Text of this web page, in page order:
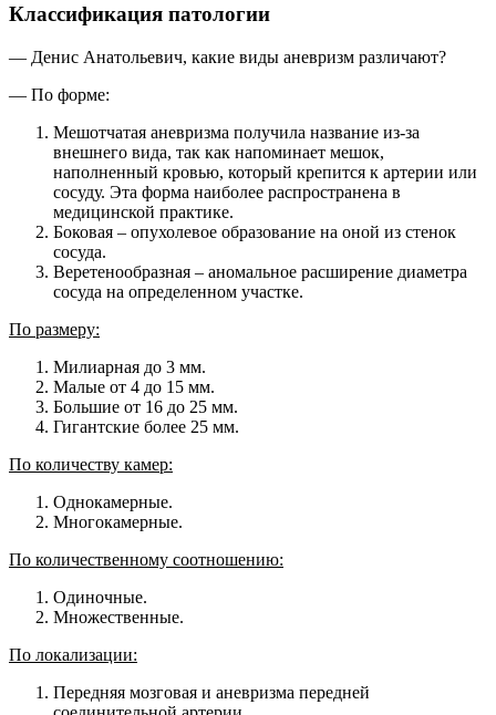
Классификация патологии
— Денис Анатольевич, какие виды аневризм различают?
— По форме:
Мешотчатая аневризма получила название из-за
внешнего вида, так как напоминает мешок,
наполненный кровью, который крепится к артерии или
сосуду. Эта форма наиболее распространена в
медицинской практике.
Боковая – опухолевое образование на оной из стенок
сосуда.
Веретенообразная – аномальное расширение диаметра
сосуда на определенном участке.
По размеру:
Милиарная до 3 мм.
Малые от 4 до 15 мм.
Большие от 16 до 25 мм.
Гигантские более 25 мм.
По количеству камер:
Однокамерные.
Многокамерные.
По количественному соотношению:
Одиночные.
Множественные.
По локализации:
Передняя мозговая и аневризма передней